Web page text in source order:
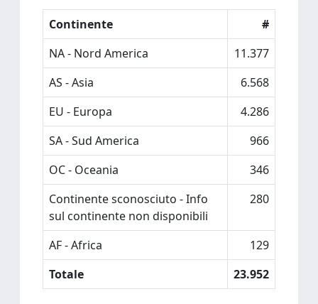
Continente
#
NA - Nord America
11.377
AS - Asia
6.568
EU - Europa
4.286
SA - Sud America
966
OC - Oceania
346
Continente sconosciuto - Info
sul continente non disponibili
280
AF - Africa
129
Totale
23.952